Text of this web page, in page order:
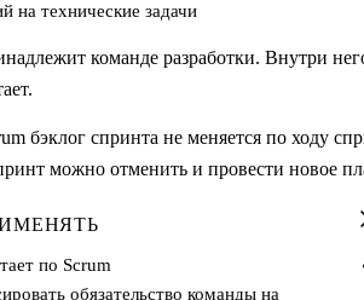
на технические задачи
команде разработки. Внутри
бэклог спринта не меняется по ходу
можно отменить и провести новое
по Scrum
обязательство команды на